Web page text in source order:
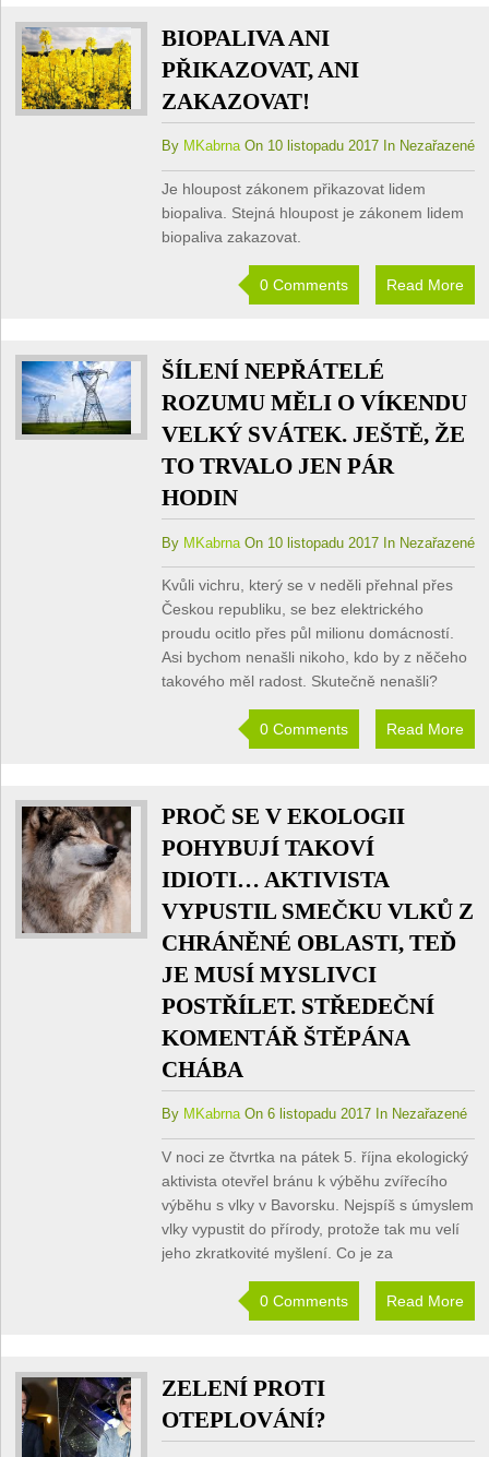
BIOPALIVA ANI
PŘIKAZOVAT, ANI
ZAKAZOVAT!
By MKabrnaOn 10 listopadu 2017 In Nezařazené
Je hloupost zákonem přikazovat lidem
biopaliva. Stejná hloupost je zákonem lidem
biopaliva zakazovat.
0 Comments Read More
ŠÍLENÍ NEPŘÁTELÉ
ROZUMU MĚLI O VÍKENDU
VELKÝ SVÁTEK. JEŠTĚ, ŽE
TO TRVALO JEN PÁR
HODIN
By MKabrnaOn 10 listopadu 2017 In Nezařazené
Kvůli vichru, který se v neděli přehnal přes
Českou republiku, se bez elektrického
proudu ocitlo přes půl milionu domácností.
Asi bychom nenašli nikoho, kdo by z něčeho
takového měl radost. Skutečně nenašli?
0 Comments Read More
PROČ SE V EKOLOGII
POHYBUJÍ TAKOVÍ
IDIOTI… AKTIVISTA
VYPUSTIL SMEČKU VLKŮ Z
CHRÁNĚNÉ OBLASTI, TEĎ
JE MUSÍ MYSLIVCI
POSTŘÍLET. STŘEDEČNÍ
KOMENTÁŘ ŠTĚPÁNA
CHÁBA
By MKabrnaOn 6 listopadu 2017 In Nezařazené
V noci ze čtvrtka na pátek 5. října ekologický
aktivista otevřel bránu k výběhu zvířecího
výběhu s vlky v Bavorsku. Nejspíš s úmyslem
vlky vypustit do přírody, protože tak mu velí
jeho zkratkovité myšlení. Co je za
0 Comments Read More
ZELENÍ PROTI
OTEPLOVÁNÍ?